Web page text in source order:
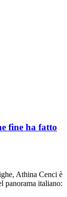
fine ha fatto
Athina Cenci è
panorama italiano: